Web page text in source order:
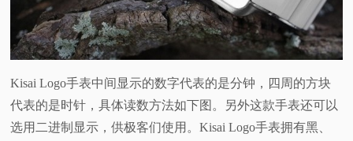
Kisai Logo手表中间显示的数字代表的是分钟，四周的方块
代表的是时针，具体读数方法如下图。另外这款手表还可以
选用二进制显示，供极客们使用。Kisai Logo手表拥有黑、